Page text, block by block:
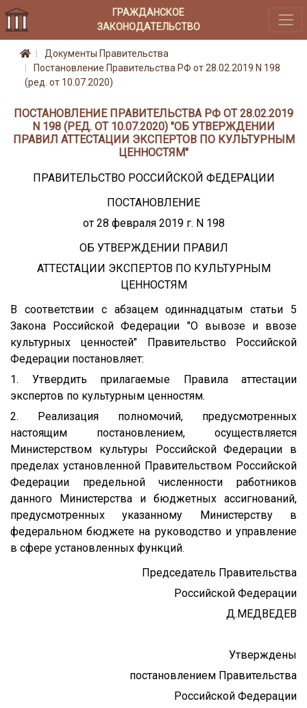
ГРАЖДАНСКОЕ
ЗАКОНОДАТЕЛЬСТВО
Документы Правительства
Постановление Правительства РФ от 28.02.2019 N 198
(ред. от 10.07.2020)
ПОСТАНОВЛЕНИЕ ПРАВИТЕЛЬСТВА РФ ОТ 28.02.2019
N 198 (РЕД. ОТ 10.07.2020) "ОБ УТВЕРЖДЕНИИ
ПРАВИЛ АТТЕСТАЦИИ ЭКСПЕРТОВ ПО КУЛЬТУРНЫМ
ЦЕННОСТЯМ"
ПРАВИТЕЛЬСТВО РОССИЙСКОЙ ФЕДЕРАЦИИ
ПОСТАНОВЛЕНИЕ
от 28 февраля 2019 г. N 198
ОБ УТВЕРЖДЕНИИ ПРАВИЛ
АТТЕСТАЦИИ ЭКСПЕРТОВ ПО КУЛЬТУРНЫМ
ЦЕННОСТЯМ
В соответствии с абзацем одиннадцатым статьи 5
Закона Российской Федерации "О вывозе и ввозе
культурных ценностей" Правительство Российской
Федерации постановляет:
1. Утвердить прилагаемые Правила аттестации
экспертов по культурным ценностям.
2. Реализация полномочий, предусмотренных
настоящим постановлением, осуществляется
Министерством культуры Российской Федерации в
пределах установленной Правительством Российской
Федерации предельной численности работников
данного Министерства и бюджетных ассигнований,
предусмотренных указанному Министерству в
федеральном бюджете на руководство и управление
в сфере установленных функций.
Председатель Правительства
Российской Федерации
Д.МЕДВЕДЕВ
Утверждены
постановлением Правительства
Российской Федерации